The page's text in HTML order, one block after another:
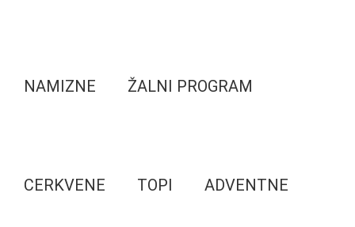
NAMIZNE ŽALNI PROGRAM
CERKVENE TOPI ADVENTNE